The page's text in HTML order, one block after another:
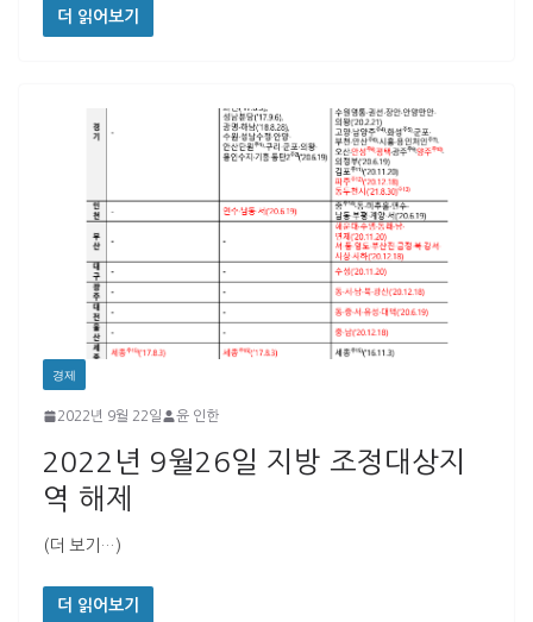
더 읽어보기
경제
2022년 9월 22일 윤 인한
2022년 9월26일 지방 조정대상지
역 해제
(더 보기…)
더 읽어보기